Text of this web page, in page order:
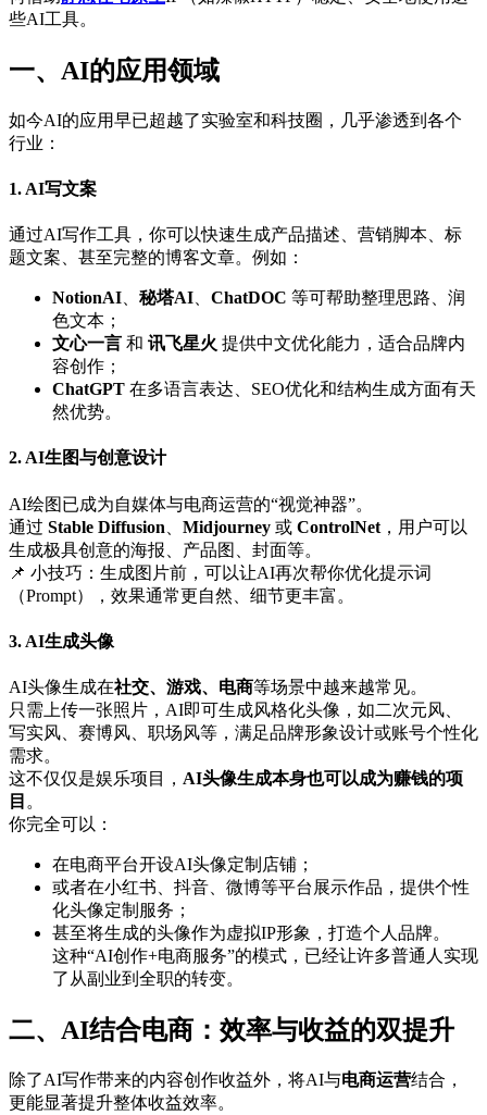
些AI工具。
一、AI的应用领域
如今AI的应用早已超越了实验室和科技圈，几乎渗透到各个
行业：
1. AI写文案
通过AI写作工具，你可以快速生成产品描述、营销脚本、标
题文案、甚至完整的博客文章。例如：
NotionAI 秘塔AI ChatDOC 等可帮助整理思路、润
色文本；
文心一言 和 讯飞星火 提供中文优化能力，适合品牌内
容创作；
ChatGPT 在多语言表达、SEO优化和结构生成方面有天
然优势。
2. AI生图与创意设计
AI绘图已成为自媒体与电商运营的“视觉神器”。
通过 Stable Diffusion Midjourney 或 ControlNet ，用户可以
生成极具创意的海报、产品图、封面等。
📌 小技巧：生成图片前，可以让AI再次帮你优化提示词
（Prompt），效果通常更自然、细节更丰富。
3. AI生成头像
AI头像生成在社交、游戏、电商等场景中越来越常见。
只需上传一张照片，AI即可生成风格化头像，如二次元风、
写实风、赛博风、职场风等，满足品牌形象设计或账号个性化
需求。
这不仅仅是娱乐项目， AI头像生成本身也可以成为赚钱的项
目 。
你完全可以：
在电商平台开设AI头像定制店铺；
或者在小红书、抖音、微博等平台展示作品，提供个性
化头像定制服务；
甚至将生成的头像作为虚拟IP形象，打造个人品牌。
这种“AI创作+电商服务”的模式，已经让许多普通人实现
了从副业到全职的转变。
二、AI结合电商：效率与收益的双提升
除了AI写作带来的内容创作收益外，将AI与电商运营结合，
更能显著提升整体收益效率。